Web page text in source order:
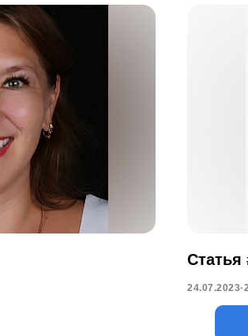
Статья
24.07.2023·